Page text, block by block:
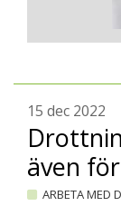
15 dec 2022
även
ARBETA MED